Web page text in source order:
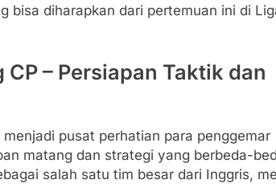
bisa diharapkan dari pertemuan ini di
– Persiapan Taktik dan
pusat perhatian para penggemar
matang dan strategi yang berbeda-
salah satu tim besar dari Inggris,